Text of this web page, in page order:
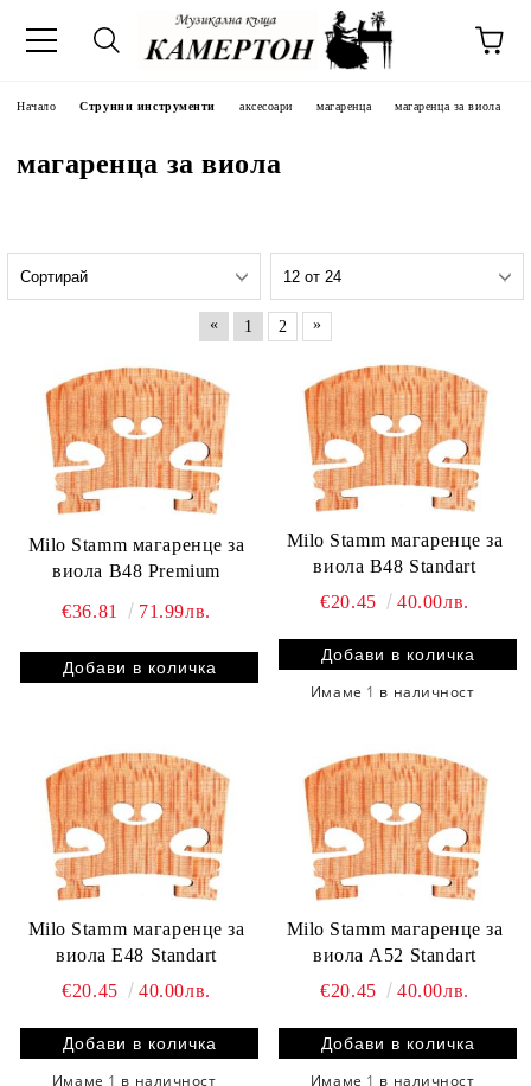
Начало Струнни инструменти аксесоари магаренца магаренца за виола
магаренца за виола
« 1 2 »
Milo Stamm магаренце за
виола B48 Premium
€36.81
71.99лв.
Milo Stamm магаренце за
виола B48 Standart
€20.45
40.00лв.
Имаме 1 в наличност
Milo Stamm магаренце за
виола E48 Standart
€20.45
40.00лв.
Имаме 1 в наличност
Milo Stamm магаренце за
виола A52 Standart
€20.45
40.00лв.
Имаме 1 в наличност